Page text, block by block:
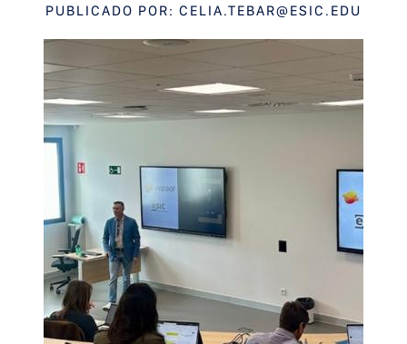
PUBLICADO POR: CELIA.TEBAR@ESIC.EDU